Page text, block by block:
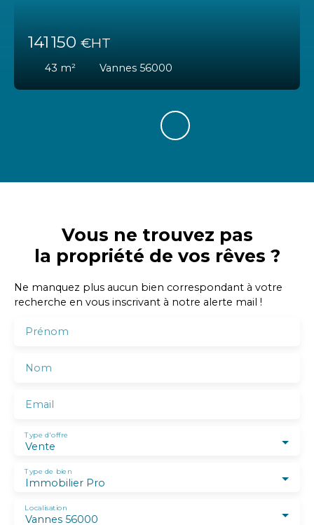
141 150 €HT
43 m² Vannes 56000
Vous ne trouvez pas
la propriété de vos rêves ?
Ne manquez plus aucun bien correspondant à votre
recherche en vous inscrivant à notre alerte mail !
Prénom
Nom
Email
Vente
Type d'offre
Immobilier Pro
Type de bien
Vannes 56000
Localisation